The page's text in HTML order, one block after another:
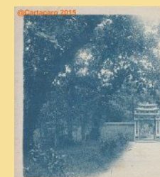
COCHINCHINE
LES ETHNIES
LAOS
CAMBODGE
REMARQUABLES
VIETNAM 1950
ALBUMS DE FAMILLE